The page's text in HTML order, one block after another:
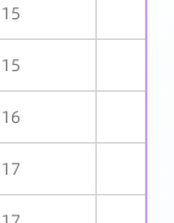
15
15
16
17